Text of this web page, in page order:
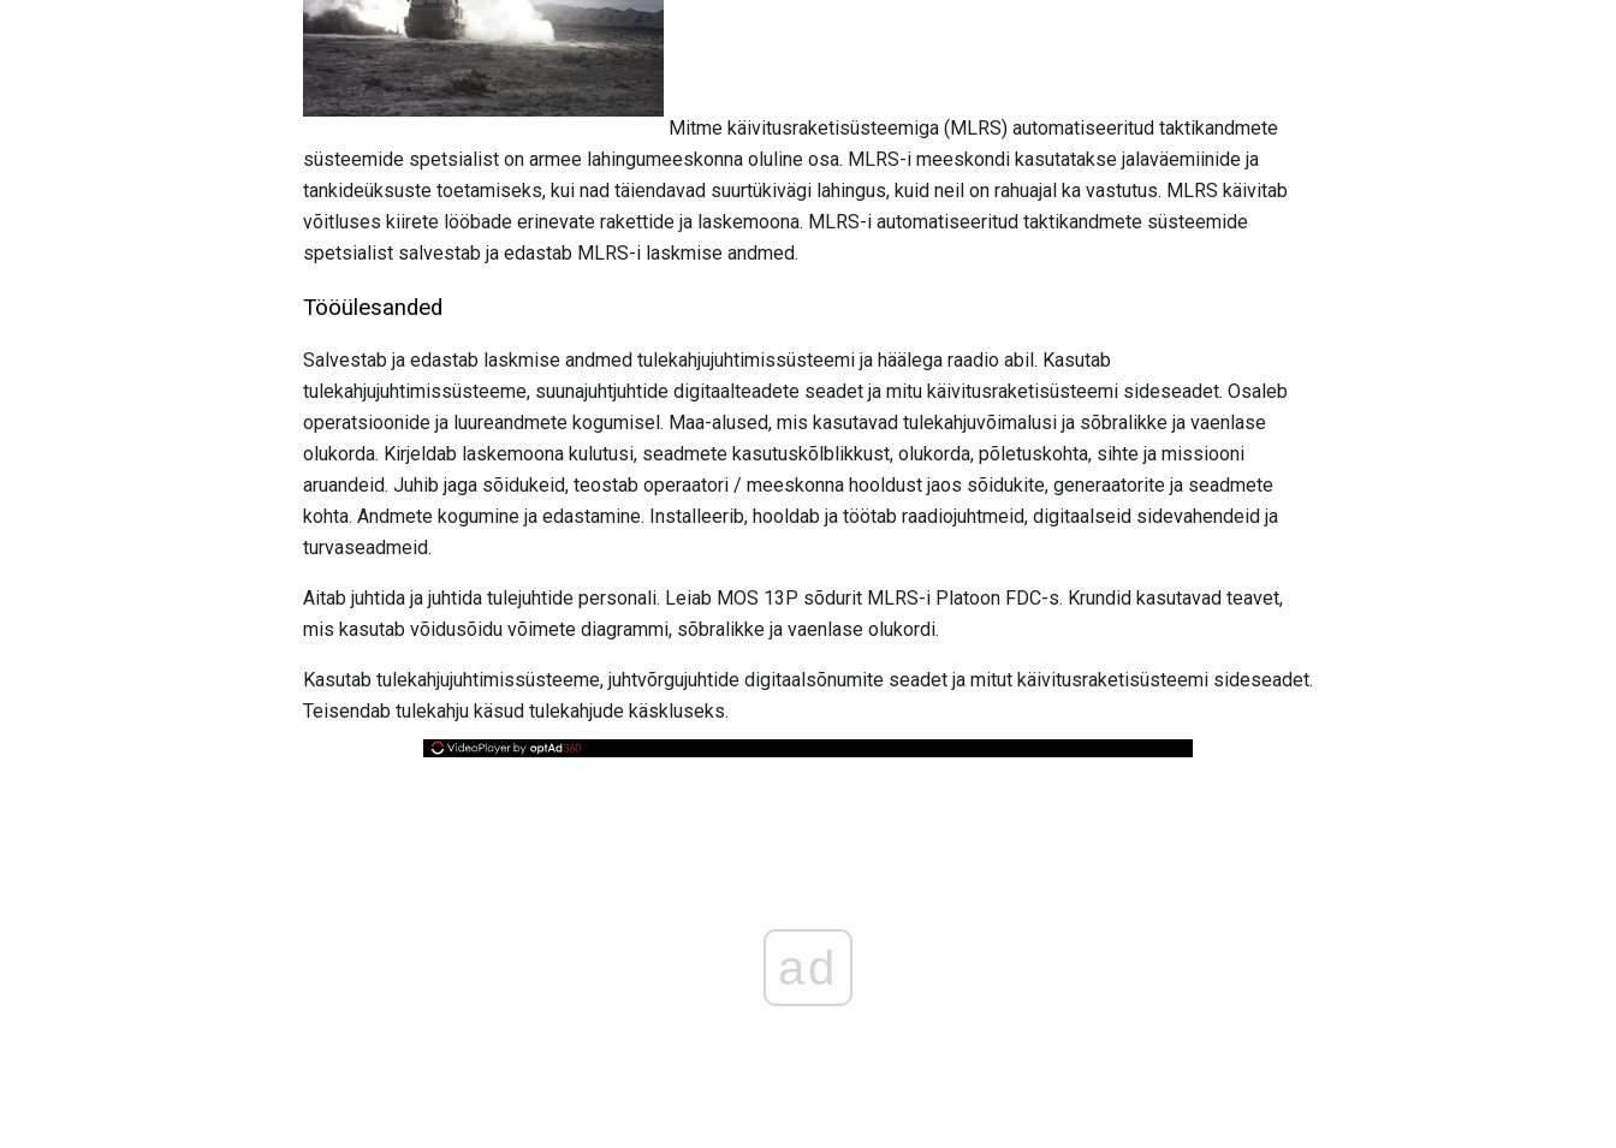
Mitme käivitusraketisüsteemiga (MLRS) automatiseeritud taktikandmete
süsteemide spetsialist on armee lahingumeeskonna oluline osa. MLRS-i meeskondi kasutatakse jalaväemiinide ja
tankideüksuste toetamiseks, kui nad täiendavad suurtükivägi lahingus, kuid neil on rahuajal ka vastutus. MLRS käivitab
võitluses kiirete lööbade erinevate rakettide ja laskemoona. MLRS-i automatiseeritud taktikandmete süsteemide
spetsialist salvestab ja edastab MLRS-i laskmise andmed.
Tööülesanded
Salvestab ja edastab laskmise andmed tulekahjujuhtimissüsteemi ja häälega raadio abil. Kasutab
tulekahjujuhtimissüsteeme, suunajuhtjuhtide digitaalteadete seadet ja mitu käivitusraketisüsteemi sideseadet. Osaleb
operatsioonide ja luureandmete kogumisel. Maa-alused, mis kasutavad tulekahjuvõimalusi ja sõbralikke ja vaenlase
olukorda. Kirjeldab laskemoona kulutusi, seadmete kasutuskõlblikkust, olukorda, põletuskohta, sihte ja missiooni
aruandeid. Juhib jaga sõidukeid, teostab operaatori / meeskonna hooldust jaos sõidukite, generaatorite ja seadmete
kohta. Andmete kogumine ja edastamine. Installeerib, hooldab ja töötab raadiojuhtmeid, digitaalseid sidevahendeid ja
turvaseadmeid.
Aitab juhtida ja juhtida tulejuhtide personali. Leiab MOS 13P sõdurit MLRS-i Platoon FDC-s. Krundid kasutavad teavet,
mis kasutab võidusõidu võimete diagrammi, sõbralikke ja vaenlase olukordi.
Kasutab tulekahjujuhtimissüsteeme, juhtvõrgujuhtide digitaalsõnumite seadet ja mitut käivitusraketisüsteemi sideseadet.
Teisendab tulekahju käsud tulekahjude käskluseks.
ad